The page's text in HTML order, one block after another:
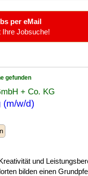
per eMail
Jobsuche!
gefunden
+ Co. KG
(m/w/d)
und
bilden einen